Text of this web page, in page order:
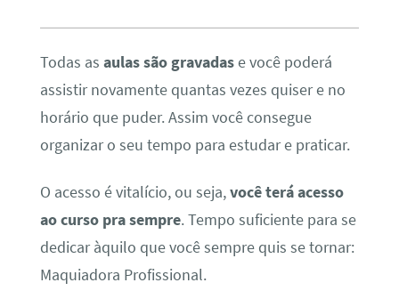
Todas as aulas são gravadase você poderá
assistir novamente quantas vezes quiser e no
horário que puder. Assim você consegue
organizar o seu tempo para estudar e praticar.
O acesso é vitalício, ou seja,você terá acesso
ao curso pra sempre. Tempo suficiente para se
dedicar àquilo que você sempre quis se tornar:
Maquiadora Profissional.